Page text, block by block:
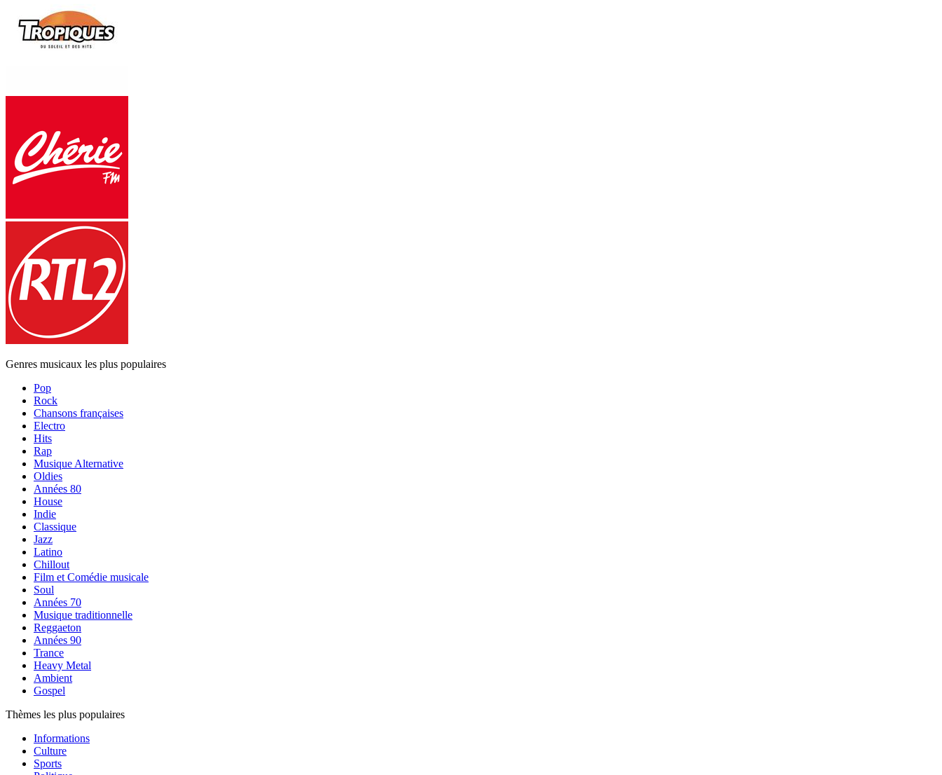
Genres musicaux les plus populaires
Pop
Rock
Chansons françaises
Electro
Hits
Rap
Musique Alternative
Oldies
Années 80
House
Indie
Classique
Jazz
Latino
Chillout
Film et Comédie musicale
Soul
Années 70
Musique traditionnelle
Reggaeton
Années 90
Trance
Heavy Metal
Ambient
Gospel
Thèmes les plus populaires
Informations
Culture
Sports